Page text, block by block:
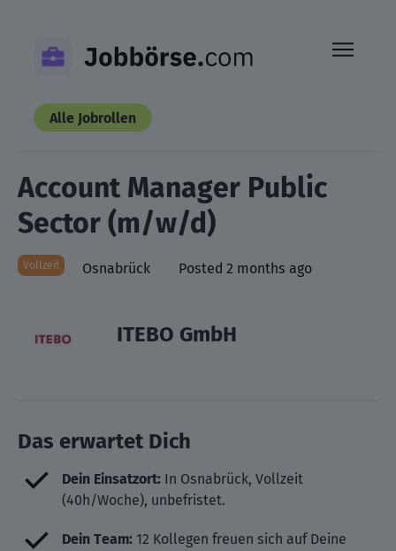
content
Alle Jobrollen
Account Manager Public
Sector (m/w/d)
Vollzeit Osnabrück Posted 2 months ago
ITEBO GmbH
Das erwartet Dich
Dein Einsatzort: In Osnabrück, Vollzeit
(40h/Woche), unbefristet.
Dein Team: 12 Kollegen freuen sich auf Deine